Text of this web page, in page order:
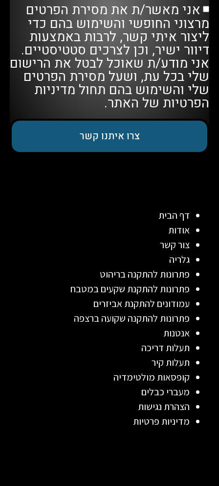
אני מאשר/ת את מסירת הפרטים
מרצוני החופשי והשימוש בהם כדי
ליצור איתי קשר, לרבות באמצעות
דיוור ישיר, וכן לצרכים סטטיסטיים.
אני מודע/ת שאוכל לבטל את הרישום
שלי בכל עת, ושעל מסירת הפרטים
שלי והשימוש בהם תחול מדיניות
הפרטיות של האתר.
צרו איתנו קשר
דף הבית
אודות
צור קשר
גלריה
פתרונות להתקנה בריהוט
פתרונות להתקנת שקעים במטבח
עמודונים להתקנת אביזרים
פתרונות להתקנה שקועה ברצפה
אנטנות
תעלות דריכה
תעלות קיר
קופסאות מולטימדיה
מעברי כבלים
הצהרת נגישות
מדיניות פרטיות